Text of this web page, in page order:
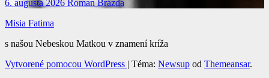
6. augusta 2026 Roman Brázda
Misia Fatima
s našou Nebeskou Matkou v znamení kríža
Vytvorené pomocou WordPress | Téma: Newsup od Themeansar.